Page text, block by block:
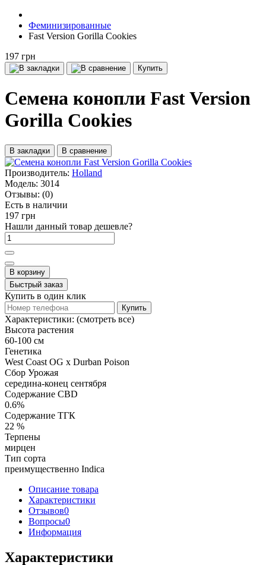
Феминизированные
Fast Version Gorilla Cookies
197 грн
Купить
Семена конопли Fast Version
Gorilla Cookies
В закладки В сравнение
Производитель: Holland
Модель: 3014
Отзывы: (0)
Есть в наличии
197 грн
Нашли данный товар дешевле?
В корзину
Быстрый заказ
Купить в один клик
Купить
Характеристики: (смотреть все)
Высота растения
60-100 см
Генетика
West Coast OG x Durban Poison
Сбор Урожая
середина-конец сентября
Содержание CBD
0.6%
Содержание ТГК
22 %
Терпены
мирцен
Тип сорта
преимущественно Indica
Описание товара
Характеристики
Отзывов0
Вопросы0
Информация
Характеристики